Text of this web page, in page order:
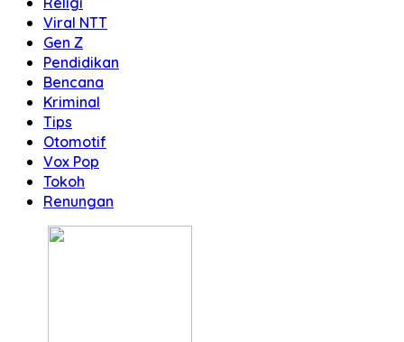
Viral NTT
Gen Z
Pendidikan
Bencana
Kriminal
Tips
Otomotif
Vox Pop
Tokoh
Renungan